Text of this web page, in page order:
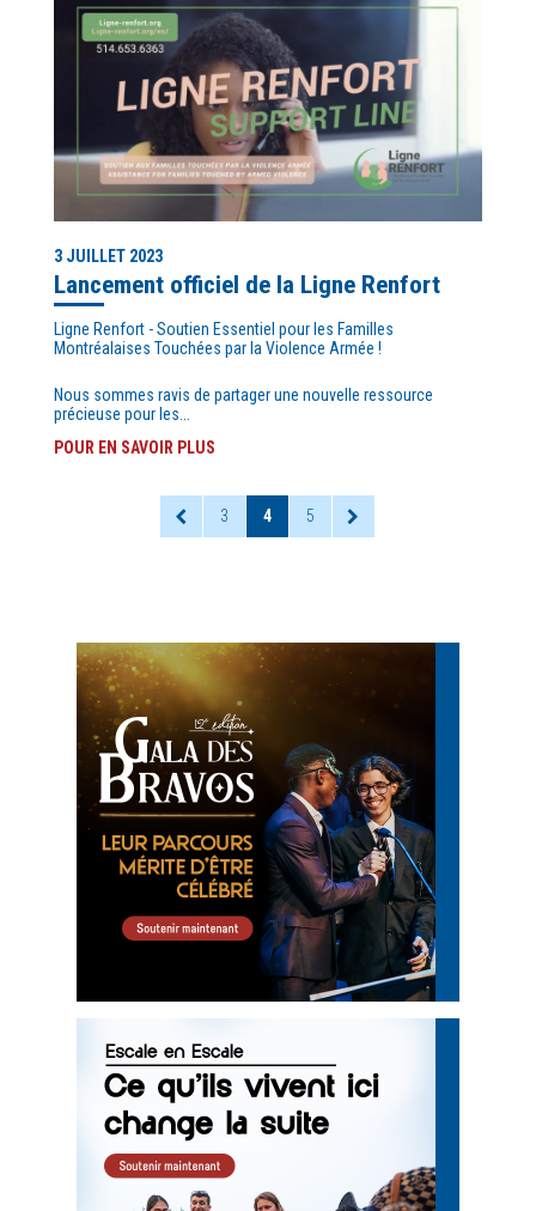
3 JUILLET 2023
Lancement officiel de la Ligne Renfort
Ligne Renfort - Soutien Essentiel pour les Familles
Montréalaises Touchées par la Violence Armée !
Nous sommes ravis de partager une nouvelle ressource
précieuse pour les...
POUR EN SAVOIR PLUS
3 4 5